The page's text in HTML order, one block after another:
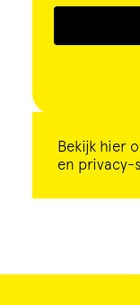
Bekijk hier
en privacy-